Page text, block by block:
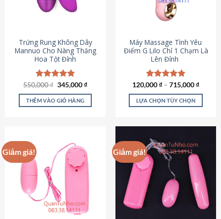
Trứng Rung Không Dây
Mannuo Cho Nàng Thăng
Hoa Tột Đỉnh
Được xếp
hạng4.81
5 sao
550,000₫ Giá
là:
550,000 ₫.
345,000₫Giá
tại
THÊM VÀO GIỎ HÀNG
Máy Massage Tình Yêu
Điểm G Lilo Chỉ 1 Chạm Là
Lên Đỉnh
Được xếp
hạng4.85
5 sao
120,000₫ – 715,000₫
LỰA CHỌN TÙY CHỌN
có
nhiều
biến
thể.
Các
tùy
chọn
Giảm giá! Giảm giá!